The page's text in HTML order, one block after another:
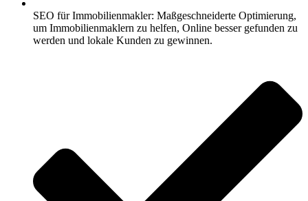
SEO für Immobilienmakler: Maßgeschneiderte Optimierung,
um Immobilienmaklern zu helfen, Online besser gefunden zu
werden und lokale Kunden zu gewinnen.